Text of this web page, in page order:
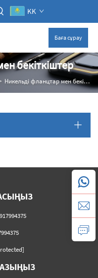
KK
Баға сұрау
бекіткіштер
Никельді фланцтар мен бекіткіштер